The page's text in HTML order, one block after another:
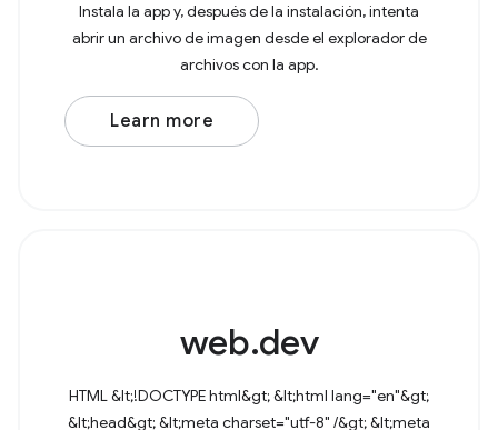
Instala la app y, después de la instalación, intenta
abrir un archivo de imagen desde el explorador de
archivos con la app.
Learn more
web.dev
HTML &lt;!DOCTYPE html&gt; &lt;html lang="en"&gt;
&lt;head&gt; &lt;meta charset="utf-8" /&gt; &lt;meta